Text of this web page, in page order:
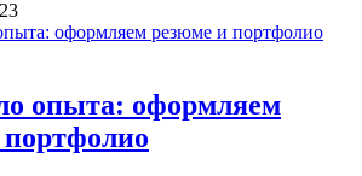
опыта: оформляем